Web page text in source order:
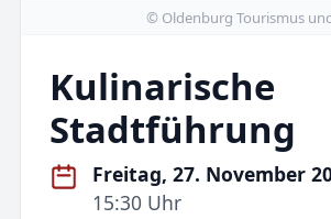
© Oldenburg Tourismus
Kulinarische
Stadtführung
Freitag, 27. November
15:30 Uhr